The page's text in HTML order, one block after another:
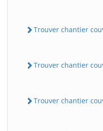
Trouver chantier
Trouver chantier
Trouver chantier